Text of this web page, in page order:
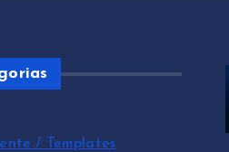
/ Templates